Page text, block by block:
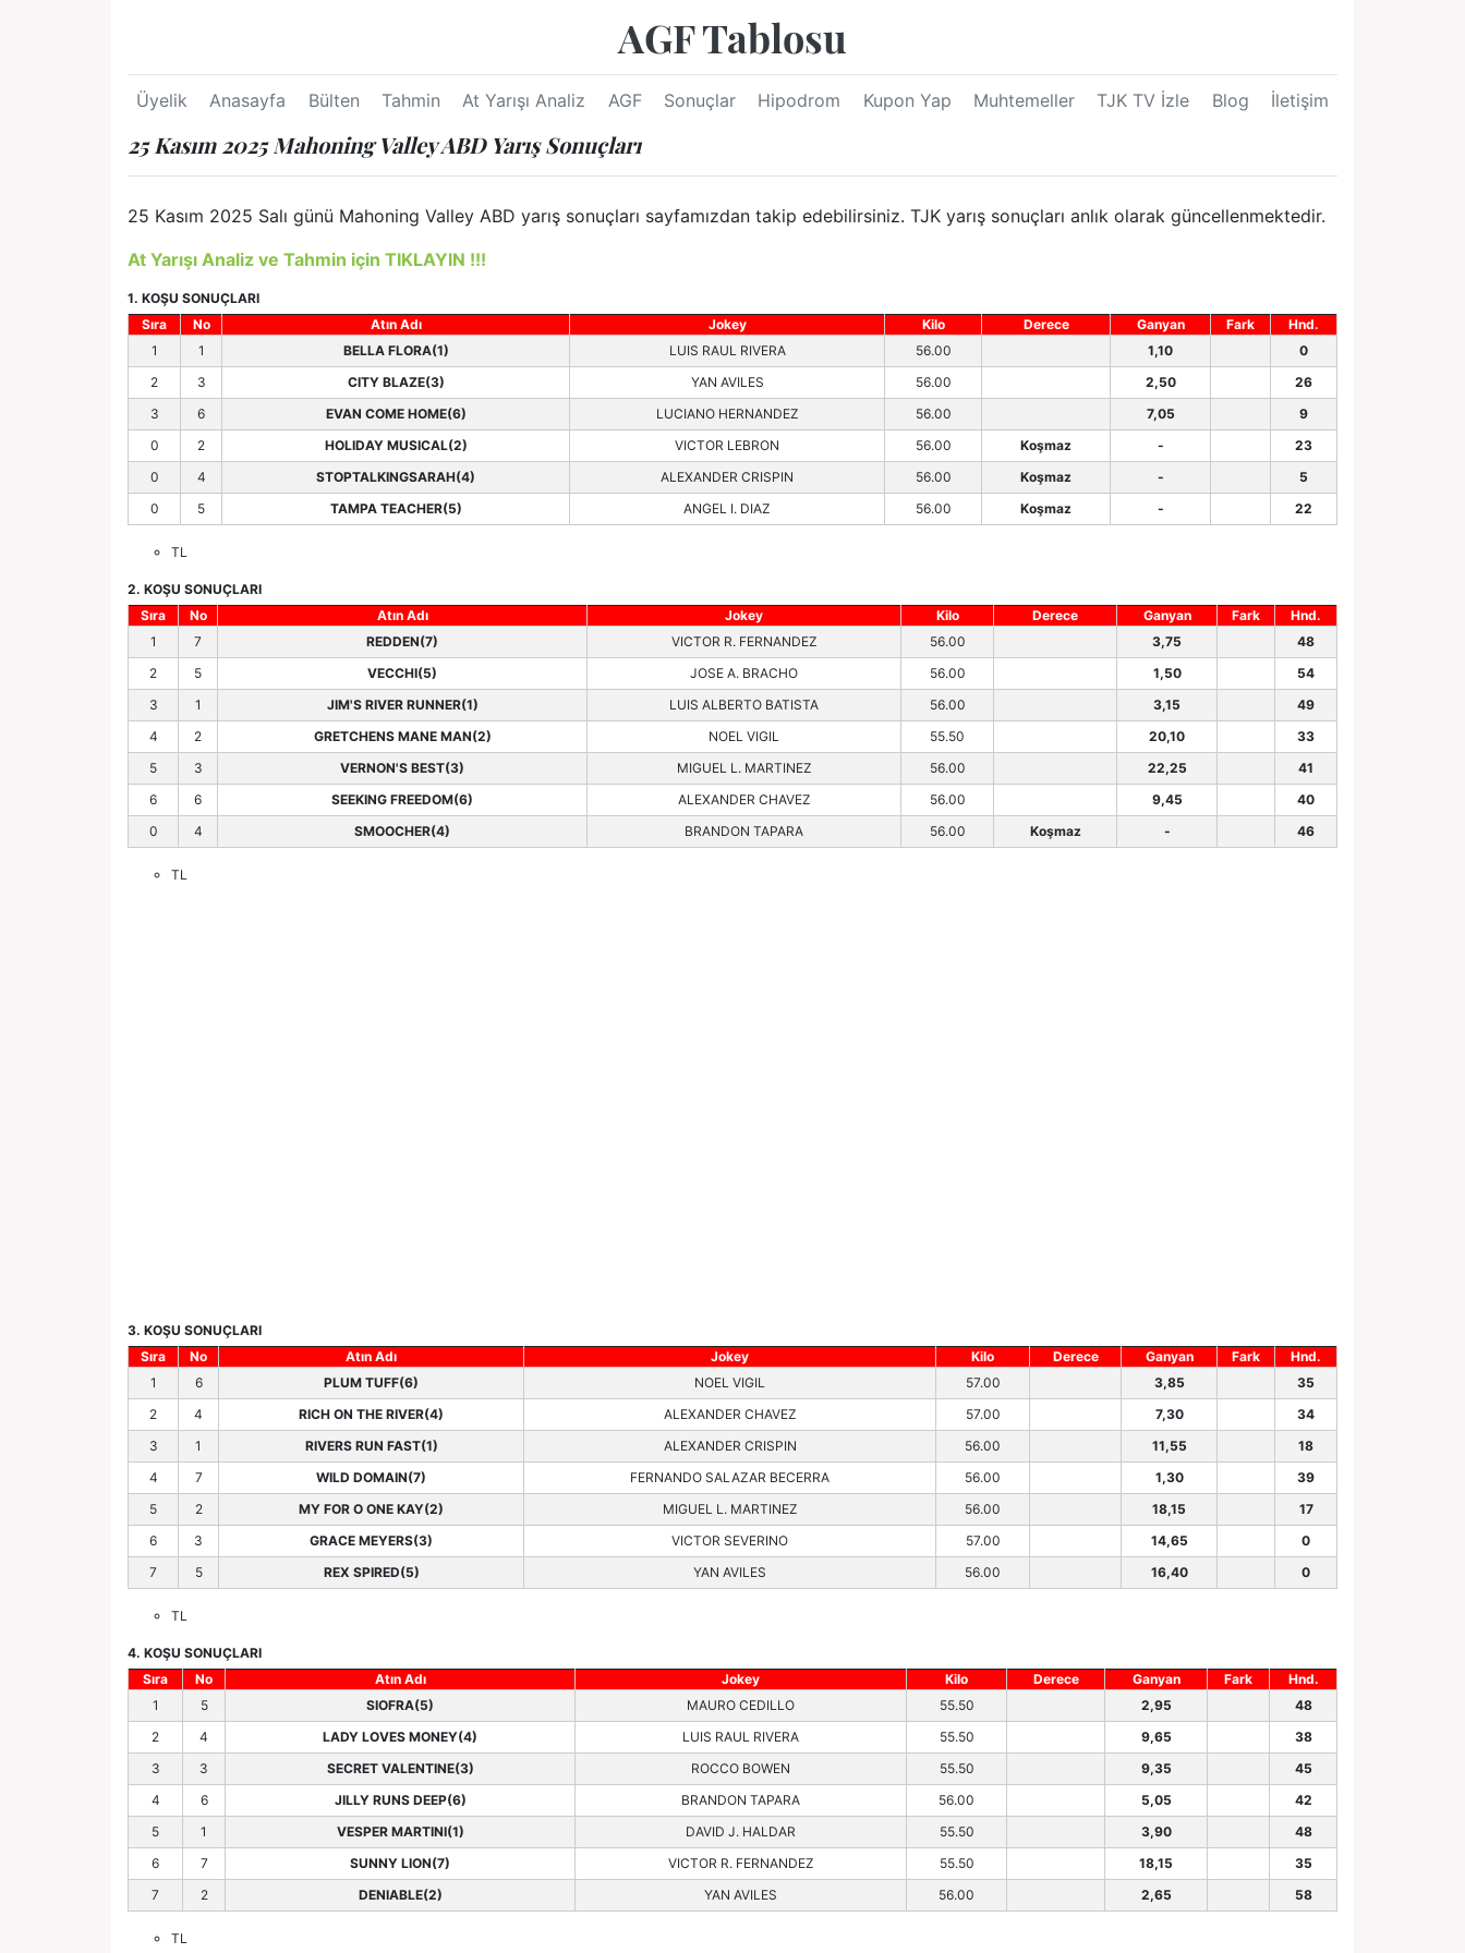
AGF Tablosu
Üyelik Anasayfa Bülten Tahmin At Yarışı Analiz AGF Sonuçlar Hipodrom Kupon Yap Muhtemeller TJK TV İzle Blog İletişim
25 Kasım 2025 Mahoning Valley ABD Yarış Sonuçları
25 Kasım 2025 Salı günü Mahoning Valley ABD yarış sonuçları sayfamızdan takip edebilirsiniz. TJK yarış sonuçları anlık olarak güncellenmektedir.
At Yarışı Analiz ve Tahmin için TIKLAYIN !!!
1. KOŞU SONUÇLARI
Sıra
No Atın Adı Jokey Kilo Derece Ganyan Fark
Hnd.
1
1 BELLA FLORA(1) LUIS RAUL RIVERA 56.00 1,10
0
2
3 CITY BLAZE(3) YAN AVILES 56.00 2,50
26
3
6 EVAN COME HOME(6) LUCIANO HERNANDEZ 56.00 7,05
9
0
2 HOLIDAY MUSICAL(2) VICTOR LEBRON 56.00 Koşmaz -
23
0
4 STOPTALKINGSARAH(4) ALEXANDER CRISPIN 56.00 Koşmaz -
5
0
5 TAMPA TEACHER(5) ANGEL I. DIAZ 56.00 Koşmaz - 22
TL
2. KOŞU SONUÇLARI
Sıra
No Atın Adı Jokey Kilo Derece Ganyan Fark
Hnd.
1
7 REDDEN(7) VICTOR R. FERNANDEZ 56.00 3,75
48
2
5 VECCHI(5) JOSE A. BRACHO 56.00 1,50
54
3
1 JIM'S RIVER RUNNER(1) LUIS ALBERTO BATISTA 56.00 3,15
49
4
2 GRETCHENS MANE MAN(2) NOEL VIGIL 55.50 20,10
33
5
3 VERNON'S BEST(3) MIGUEL L. MARTINEZ 56.00 22,25
41
6
6 SEEKING FREEDOM(6) ALEXANDER CHAVEZ 56.00 9,45
40
0
4 SMOOCHER(4) BRANDON TAPARA 56.00 Koşmaz - 46
TL
3. KOŞU SONUÇLARI
Sıra
No Atın Adı Jokey Kilo Derece Ganyan Fark
Hnd.
1
6 PLUM TUFF(6) NOEL VIGIL 57.00 3,85
35
2
4 RICH ON THE RIVER(4) ALEXANDER CHAVEZ 57.00 7,30
34
3
1 RIVERS RUN FAST(1) ALEXANDER CRISPIN 56.00 11,55
18
4
7 WILD DOMAIN(7) FERNANDO SALAZAR BECERRA 56.00 1,30
39
5
2 MY FOR O ONE KAY(2) MIGUEL L. MARTINEZ 56.00 18,15
17
6
3 GRACE MEYERS(3) VICTOR SEVERINO 57.00 14,65
0
7
5 REX SPIRED(5) YAN AVILES 56.00 16,40 0
TL
4. KOŞU SONUÇLARI
Sıra
No Atın Adı Jokey Kilo Derece Ganyan Fark
Hnd.
1
5 SIOFRA(5) MAURO CEDILLO 55.50 2,95
48
2
4 LADY LOVES MONEY(4) LUIS RAUL RIVERA 55.50 9,65
38
3
3 SECRET VALENTINE(3) ROCCO BOWEN 55.50 9,35
45
4
6 JILLY RUNS DEEP(6) BRANDON TAPARA 56.00 5,05
42
5
1 VESPER MARTINI(1) DAVID J. HALDAR 55.50 3,90
48
6
7 SUNNY LION(7) VICTOR R. FERNANDEZ 55.50 18,15
35
7
2 DENIABLE(2) YAN AVILES 56.00 2,65 58
TL